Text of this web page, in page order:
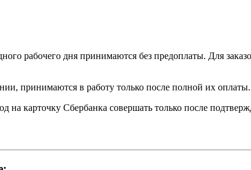
рабочего дня принимаются без предоплаты. Для
принимаются в работу только после полной их оплаты.
на карточку Сбербанка совершать только после